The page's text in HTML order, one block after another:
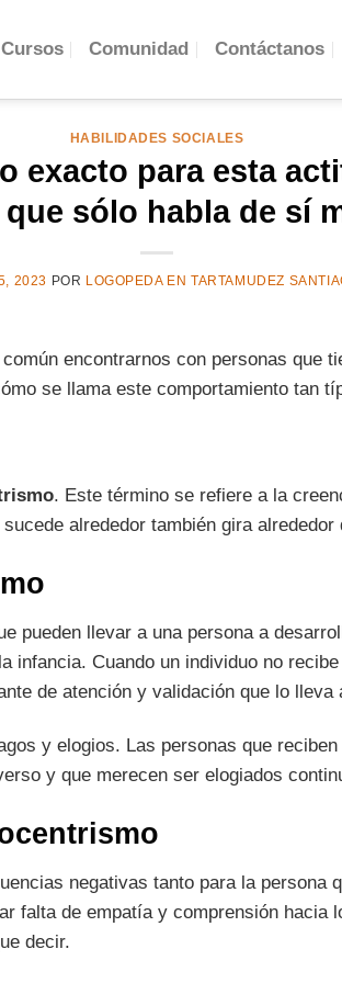
Cursos Comunidad Contáctanos
HABILIDADES SOCIALES
exacto para esta
sólo habla de sí
2023 POR LOGOPEDA EN TARTAMUDEZ
encontrarnos con personas que
se llama este comportamiento tan
. Este término se refiere a la
alrededor también gira alrededor
pueden llevar a una persona a
infancia. Cuando un individuo no
de atención y validación que lo
y elogios. Las personas que
y que merecen ser elogiados
negativas tanto para la persona
falta de empatía y comprensión hacia
decir.